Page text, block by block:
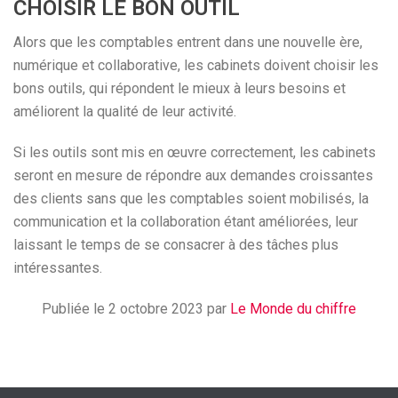
CHOISIR LE BON OUTIL
Alors que les comptables entrent dans une nouvelle ère,
numérique et collaborative, les cabinets doivent choisir les
bons outils, qui répondent le mieux à leurs besoins et
améliorent la qualité de leur activité.
Si les outils sont mis en œuvre correctement, les cabinets
seront en mesure de répondre aux demandes croissantes
des clients sans que les comptables soient mobilisés, la
communication et la collaboration étant améliorées, leur
laissant le temps de se consacrer à des tâches plus
intéressantes.
Publiée le 2 octobre 2023 par Le Monde du chiffre